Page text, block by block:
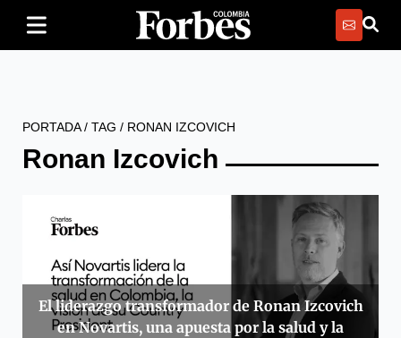
PORTADA/ TAG / RONAN IZCOVICH
Ronan Izcovich
El liderazgo transformador de Ronan Izcovich
en Novartis, una apuesta por la salud y la